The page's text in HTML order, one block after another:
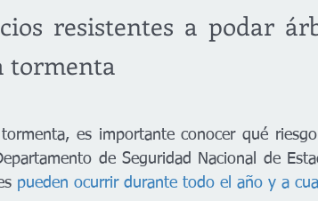
resistentes a podar
tormenta
es importante conocer qué
de Seguridad Nacional de
pueden ocurrir durante todo el año y a